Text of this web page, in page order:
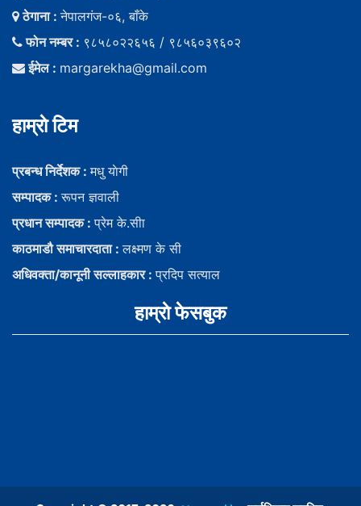
ठेगाना :नेपालगंज-०६, बाँके
फोन नम्बर : ९८५८०२२६५६ / ९८५६०३९६०२
ईमेल : margarekha@gmail.com
हाम्राे टिम
प्रबन्ध निर्देशक :मधु याेगी
सम्पादक :रूपन ज्ञवाली
प्रधान सम्पादक :प्रेम के.सीा
काठमाडौ समाचारदाता :लक्ष्मण के सी
अधिवक्ता/कानूनी सल्लाहकार :प्रदिप सत्याल
हाम्राे फेसबुक